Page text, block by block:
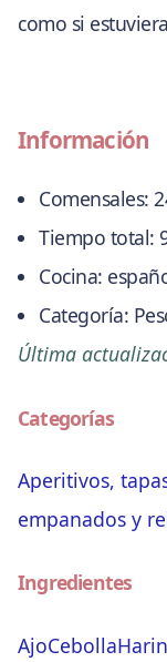
como si
Información
Comensales:
Tiempo total:
Cocina:
Categoría:
Última
Categorías
Aperitivos,
empanados y
Ingredientes
AjoCebolla